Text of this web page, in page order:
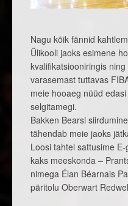
Nagu kõik fännid
Ülikooli jaoks esimene
kvalifikatsiooniringis
varasemast tuttavas
meie hooaeg nüüd
selgitamegi.
Bakken Bearsi
tähendab meie jaoks
Loosi tahtel sattusime
kaks meeskonda –
nimega Élan Béarnais
päritolu Oberwart